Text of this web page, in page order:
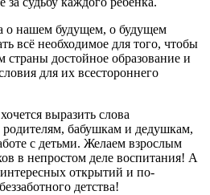
о нашем будущем, о будущем
всё необходимое для того, чтобы
страны достойное образование и
для их всестороннего
выразить слова
родителям, бабушкам и дедушкам,
с детьми. Желаем взрослым
в непростом деле воспитания! А
открытий и по-
детства!